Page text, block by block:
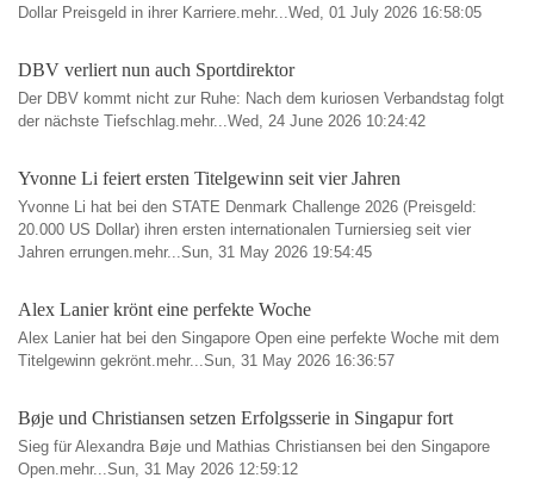
Dollar Preisgeld in ihrer Karriere.mehr...Wed, 01 July 2026 16:58:05
DBV verliert nun auch Sportdirektor
Der DBV kommt nicht zur Ruhe: Nach dem kuriosen Verbandstag folgt
der nächste Tiefschlag.mehr...Wed, 24 June 2026 10:24:42
Yvonne Li feiert ersten Titelgewinn seit vier Jahren
Yvonne Li hat bei den STATE Denmark Challenge 2026 (Preisgeld:
20.000 US Dollar) ihren ersten internationalen Turniersieg seit vier
Jahren errungen.mehr...Sun, 31 May 2026 19:54:45
Alex Lanier krönt eine perfekte Woche
Alex Lanier hat bei den Singapore Open eine perfekte Woche mit dem
Titelgewinn gekrönt.mehr...Sun, 31 May 2026 16:36:57
Bøje und Christiansen setzen Erfolgsserie in Singapur fort
Sieg für Alexandra Bøje und Mathias Christiansen bei den Singapore
Open.mehr...Sun, 31 May 2026 12:59:12